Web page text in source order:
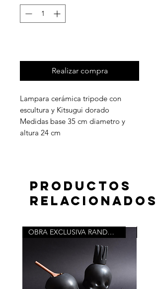
Realizar compra
Lampara cerámica tripode con
escultura y Kitsugui dorado
Medidas base 35 cm diametro y
altura 24 cm
Productos
relacionados
OBRA EXCLUSIVA RANDOM ROOM